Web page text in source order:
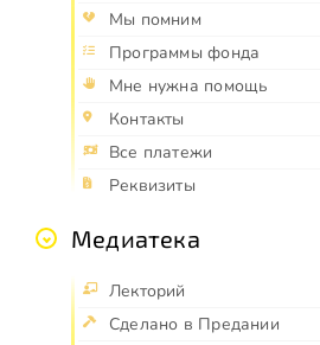
Мы помним
Программы фонда
Мне нужна помощь
Контакты
Все платежи
Реквизиты
Медиатека
Лекторий
Сделано в Предании